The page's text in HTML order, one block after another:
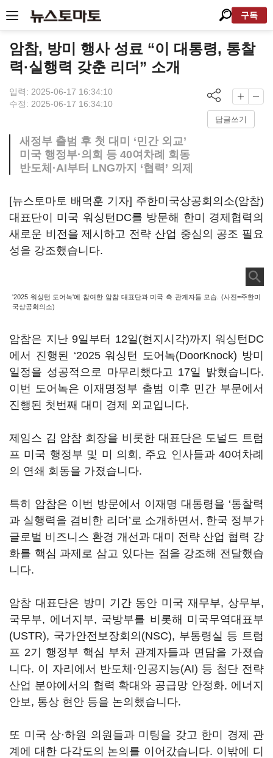
구독
암참, 방미 행사 성료 “이 대통령, 통찰
력·실행력 갖춘 리더” 소개
입력: 2025-06-17 16:34:10
수정: 2025-06-17 16:34:10
답글쓰기
새정부 출범 후 첫 대미 ‘민간 외교’
미국 행정부·의회 등 40여차례 회동
반도체·AI부터 LNG까지 ‘협력’ 의제
[뉴스토마토 배덕훈 기자] 주한미국상공회의소(암참)
대표단이 미국 워싱턴DC를 방문해 한미 경제협력의
새로운 비전을 제시하고 전략 산업 중심의 공조 필요
성을 강조했습니다.
'2025 워싱턴 도어녹'에 참여한 암참 대표단과 미국 측 관계자들 모습. (사진=주한미
국상공회의소)
암참은 지난 9일부터 12일(현지시각)까지 워싱턴DC
에서 진행된 ‘2025 워싱턴 도어녹(DoorKnock) 방미
일정을 성공적으로 마무리했다고 17일 밝혔습니다.
이번 도어녹은 이재명정부 출범 이후 민간 부문에서
진행된 첫번째 대미 경제 외교입니다.
제임스 김 암참 회장을 비롯한 대표단은 도널드 트럼
프 미국 행정부 및 미 의회 , 주요 인사들과 40여차례
의 연쇄 회동을 가졌습니다.
특히 암참은 이번 방문에서 이재명 대통령을 ‘통찰력
과 실행력을 겸비한 리더 ’로 소개하면서 , 한국 정부가
글로벌 비즈니스 환경 개선과 대미 전략 산업 협력 강
화를 핵심 과제로 삼고 있다는 점을 강조해 전달했습
니다.
암참 대표단은 방미 기간 동안 미국 재무부, 상무부,
국무부, 에너지부, 국방부를 비롯해 미국무역대표부
(USTR), 국가안전보장회의 (NSC), 부통령실 등 트럼
프 2기 행정부 핵심 부처 관계자들과 면담을 가졌습
니다. 이 자리에서 반도체·인공지능(AI) 등 첨단 전략
산업 분야에서의 협력 확대와 공급망 안정화, 에너지
안보, 통상 현안 등을 논의했습니다.
또 미국 상·하원 의원들과 미팅을 갖고 한미 경제 관
계에 대한 다각도의 논의를 이어갔습니다. 이밖에 디